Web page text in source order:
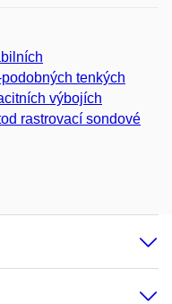
tenkých
výbojích
rastrovací sondové